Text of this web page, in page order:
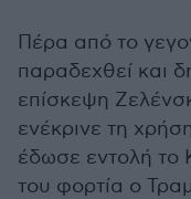
Πέρα από το
παραδεχθεί και
επίσκεψη
ενέκρινε τη χρήση
έδωσε εντολή το
του φορτία ο